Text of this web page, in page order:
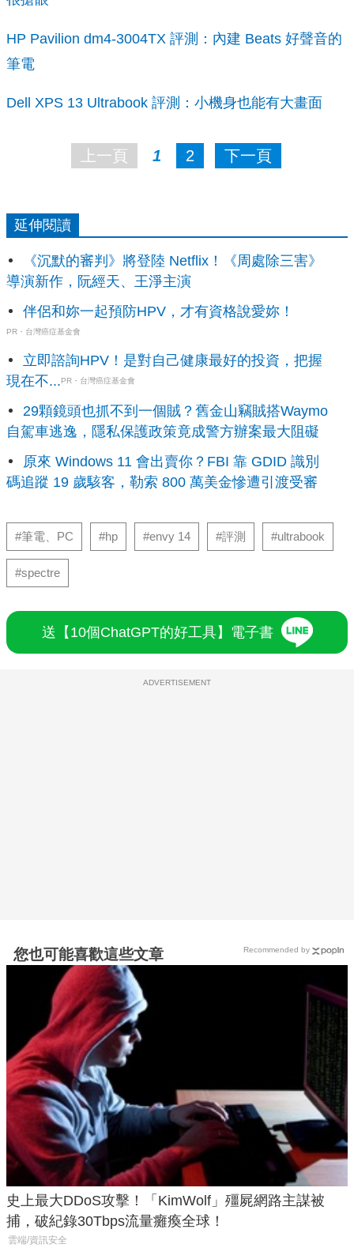
HP Pavilion dm4-3004TX 評測：內建 Beats 好聲音的
筆電
Dell XPS 13 Ultrabook 評測：小機身也能有大畫面
上一頁 1 2 下一頁
延伸閱讀
《沉默的審判》將登陸 Netflix！《周處除三害》
導演新作，阮經天、王淨主演
伴侶和妳一起預防HPV，才有資格說愛妳！
PR・台灣癌症基金會
立即諮詢HPV！是對自己健康最好的投資，把握
現在不...PR・台灣癌症基金會
29顆鏡頭也抓不到一個賊？舊金山竊賊搭Waymo
自駕車逃逸，隱私保護政策竟成警方辦案最大阻礙
原來 Windows 11 會出賣你？FBI 靠 GDID 識別
碼追蹤 19 歲駭客，勒索 800 萬美金慘遭引渡受審
#筆電、PC #hp #envy 14 #評測 #ultrabook
#spectre
送【10個ChatGPT的好工具】電子書
ADVERTISEMENT
您也可能喜歡這些文章
史上最大DDoS攻擊！「KimWolf」殭屍網路主謀被
捕，破紀錄30Tbps流量癱瘓全球！
雲端/資訊安全
Recommended by